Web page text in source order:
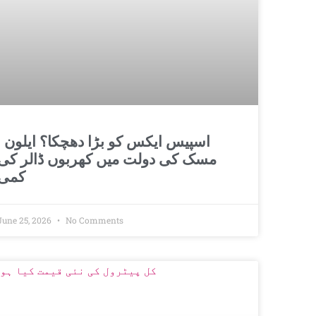
مسک کی دولت میں کھربوں ڈالر
25, 2026 No Comments